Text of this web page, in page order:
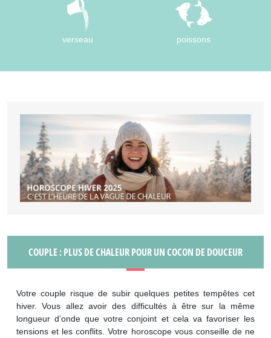
verseau poissons
COUPLE : PLUS DE CHALEUR POUR UN COCON DE DOUCEUR
Votre couple risque de subir quelques petites tempêtes cet
hiver. Vous allez avoir des difficultés à être sur la même
longueur d’onde que votre conjoint et cela va favoriser les
tensions et les conflits. Votre horoscope vous conseille de ne